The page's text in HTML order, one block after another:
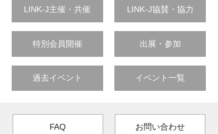
LINK-J主催・共催 LINK-J協賛・協力
特別会員開催 出展・参加
過去イベント イベント一覧
FAQ お問い合わせ